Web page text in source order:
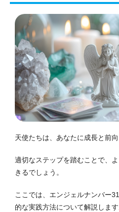
天使たちは、あなたに成長と前
適切なステップを踏むことで、
きるでしょう。
ここでは、エンジェルナンバー
的な実践方法について解説します